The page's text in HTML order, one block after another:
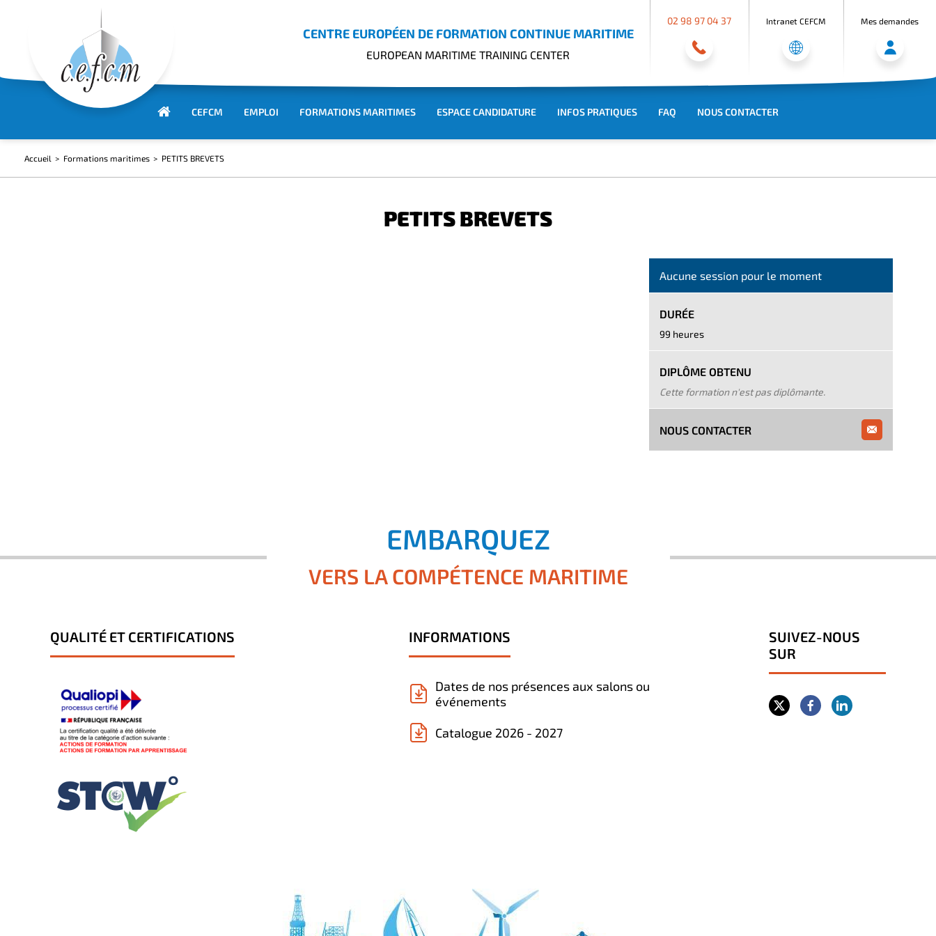
CENTRE EUROPÉEN DE FORMATION CONTINUE MARITIME
EUROPEAN MARITIME TRAINING CENTER
02 98 97 04 37 Intranet CEFCM Mes demandes
CEFCM EMPLOI FORMATIONS MARITIMES ESPACE CANDIDATURE INFOS PRATIQUES FAQ NOUS CONTACTER
Accueil Formations maritimes PETITS BREVETS
PETITS BREVETS
Aucune session pour le moment
DURÉE
99 heures
DIPLÔME OBTENU
Cette formation n'est pas diplômante.
NOUS CONTACTER
EMBARQUEZ
VERS LA COMPÉTENCE MARITIME
QUALITÉ ET CERTIFICATIONS INFORMATIONS
Dates de nos présences aux salons ou
événements
Catalogue 2026 - 2027
SUIVEZ-NOUS
SUR